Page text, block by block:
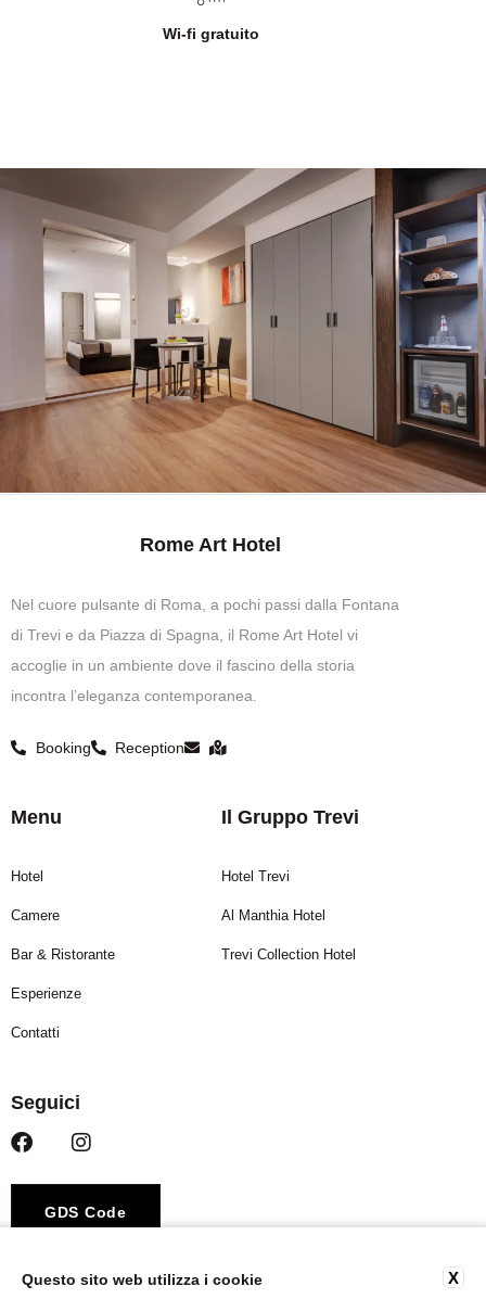
Wi-fi gratuito
Rome Art Hotel
Nel cuore pulsante di Roma, a pochi passi dalla Fontana
di Trevi e da Piazza di Spagna, il Rome Art Hotel vi
accoglie in un ambiente dove il fascino della storia
incontra l’eleganza contemporanea.
Booking Reception
Menu
Hotel
Camere
Bar & Ristorante
Esperienze
Contatti
Il Gruppo Trevi
Hotel Trevi
Al Manthia Hotel
Trevi Collection Hotel
Seguici
GDS Code
Sabre – YX 316458
X
Questo sito web utilizza i cookie